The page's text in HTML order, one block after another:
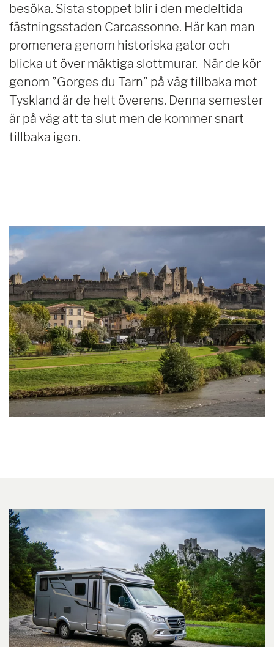
besöka. Sista stoppet blir i den medeltida
fästningsstaden Carcassonne. Här kan man
promenera genom historiska gator och
blicka ut över mäktiga slottmurar. När de kör
genom ”Gorges du Tarn” på väg tillbaka mot
Tyskland är de helt överens. Denna semester
är på väg att ta slut men de kommer snart
tillbaka igen.